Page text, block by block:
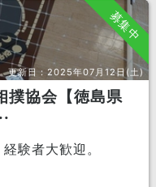
募集中
更新日：2025年07月12日(土)
撲協会【徳島県
験者大歓迎。